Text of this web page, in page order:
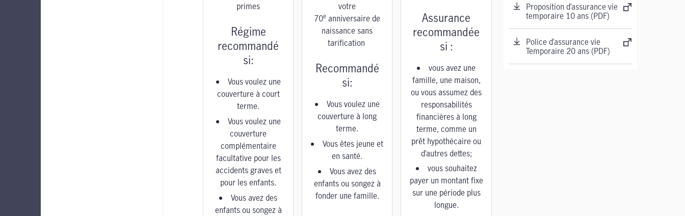
primes
Régime
recommandé
si:
Vous voulez une
couverture à court
terme.
Vous voulez une
couverture
complémentaire
facultative pour les
accidents graves et
pour les enfants.
Vous avez des
enfants ou songez à
votre
70e anniversaire de
naissance sans
tarification
Recommandé
si:
Vous voulez une
couverture à long
terme.
Vous êtes jeune et
en santé.
Vous avez des
enfants ou songez à
fonder une famille.
Assurance
recommandée
si :
vous avez une
famille, une maison,
ou vous assumez des
responsabilités
financières à long
terme, comme un
prêt hypothécaire ou
d’autres dettes;
vous souhaitez
payer un montant fixe
sur une période plus
longue.
Proposition d’assurance vie
temporaire 10 ans (PDF)
Police d’assurance vie
Temporaire 20 ans (PDF)